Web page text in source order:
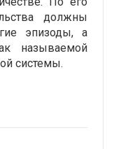
должны
эпизоды, а
называемой
системы.